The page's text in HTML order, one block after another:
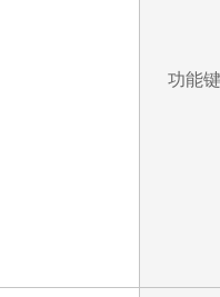
功能键